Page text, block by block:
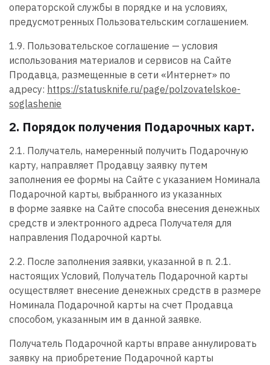
операторской службы в порядке и на условиях,
предусмотренных Пользовательским соглашением.
1.9. Пользовательское соглашение — условия
использования материалов и сервисов на Сайте
Продавца, размещенные в сети «Интернет» по
адресу: https://statusknife.ru/page/polzovatelskoe-
soglashenie
2. Порядок получения Подарочных карт.
2.1. Получатель, намеренный получить Подарочную
карту, направляет Продавцу заявку путем
заполнения ее формы на Сайте с указанием Номинала
Подарочной карты, выбранного из указанных
в форме заявке на Сайте способа внесения денежных
средств и электронного адреса Получателя для
направления Подарочной карты.
2.2. После заполнения заявки, указанной в п. 2.1.
настоящих Условий, Получатель Подарочной карты
осуществляет внесение денежных средств в размере
Номинала Подарочной карты на счет Продавца
способом, указанным им в данной заявке.
Получатель Подарочной карты вправе аннулировать
заявку на приобретение Подарочной карты